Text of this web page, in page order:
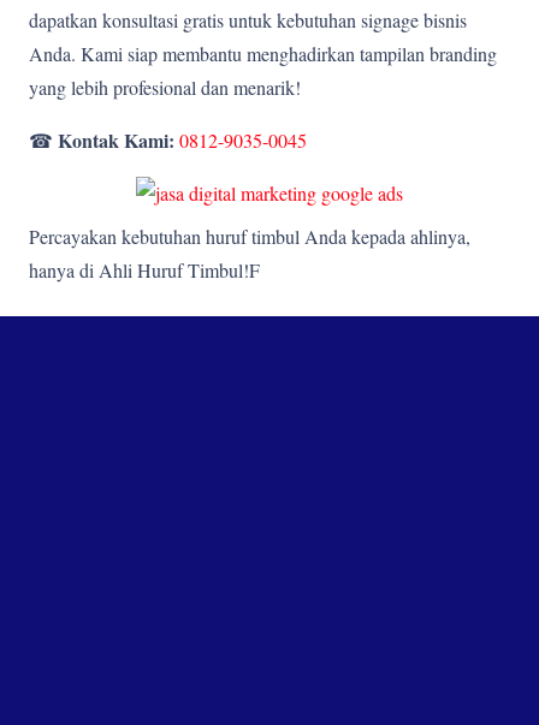
dapatkan konsultasi gratis untuk kebutuhan signage bisnis
Anda. Kami siap membantu menghadirkan tampilan branding
yang lebih profesional dan menarik!
☎ Kontak Kami: 0812-9035-0045
Percayakan kebutuhan huruf timbul Anda kepada ahlinya,
hanya di Ahli Huruf Timbul!F